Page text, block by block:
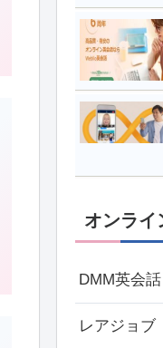
オンライ
DMM英会話
レアジョブ